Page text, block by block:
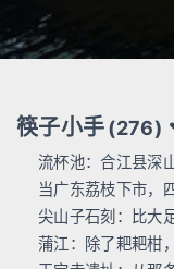
筷子小手(276)